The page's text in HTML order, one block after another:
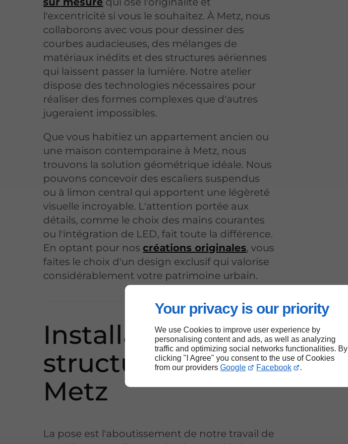
Your privacy is our priority
We use Cookies to improve user experience by
personalising content and ads, as well as analyzing
traffic and optimizing social networks functionalities. By
clicking "I Agree" you consent to the use of Cookies
from our providers Google Facebook .
l'excentricité si vous le souhaitez. À Metz, nous
collaborons avec vous pour dessiner des
courbes audacieuses, des mélanges de
matériaux inédits et des structures aériennes
qui laissent passer la lumière. Notre atelier
dispose des technologies nécessaires pour
réaliser des formes complexes que d'autres
jugeraient impossibles.
Que vous habitiez un appartement ancien ou
une maison contemporaine à Metz, nous
trouvons la solution géométrique idéale. Nous
pouvons concevoir des escaliers suspendus
ou à limon central qui apportent une légèreté
visuelle incroyable. L'attention portée aux
détails, comme le choix des mains courantes
ou l'intégration de LED, fait toute la différence.
En optant pour noscréations originales, vous
faites le choix d'un design exclusif qui valorise
considérablement votre patrimoine urbain.
Installation de
structures bois à
Metz
La pose est l'aboutissement de notre travail de